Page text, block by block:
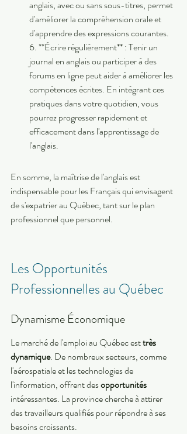
anglais, avec ou sans sous-titres, permet
d'améliorer la compréhension orale et
d'apprendre des expressions courantes.
6. **Écrire régulièrement** : Tenir un
journal en anglais ou participer à des
forums en ligne peut aider à améliorer les
compétences écrites. En intégrant ces
pratiques dans votre quotidien, vous
pourrez progresser rapidement et
efficacement dans l'apprentissage de
l'anglais.
En somme, la maîtrise de l'anglais est
indispensable pour les Français qui envisagent
de s'expatrier au Québec, tant sur le plan
professionnel que personnel.
Les Opportunités
Professionnelles au Québec
Dynamisme Économique
Le marché de l'emploi au Québec est très
dynamique. De nombreux secteurs, comme
l'aérospatiale et les technologies de
l'information, offrent des opportunités
intéressantes. La province cherche à attirer
des travailleurs qualifiés pour répondre à ses
besoins croissants.